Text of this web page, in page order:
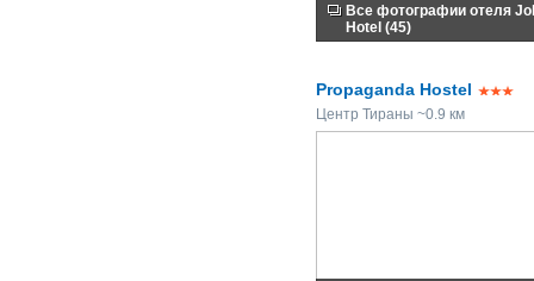
Все фотографии отеля
Hotel (45)
Propaganda Hostel
Центр Тираны ~0.9 км